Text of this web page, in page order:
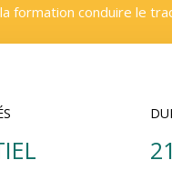
formation conduire le